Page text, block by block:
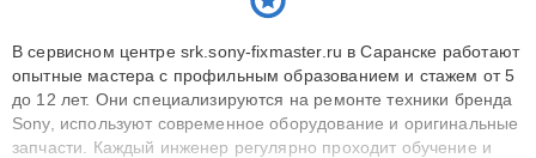
В сервисном центре srk.sony-fixmaster.ru в Саранске работают
опытные мастера с профильным образованием и стажем от 5
до 12 лет. Они специализируются на ремонте техники бренда
Sony, используют современное оборудование и оригинальные
запчасти. Каждый инженер регулярно проходит обучение и